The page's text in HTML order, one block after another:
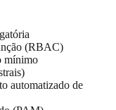
(RBAC)
mínimo
automatizado de